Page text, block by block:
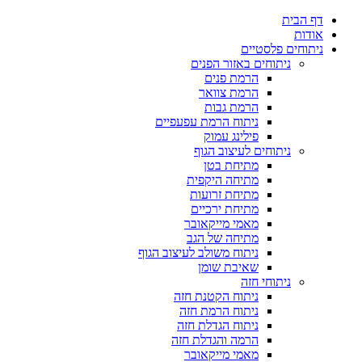
פלסטיים
ניתוחים באזור הפנים
הרמת צוואר
ניתוח הרמת עפעפיים
ניתוחים לעיצוב הגוף
מתיחה היקפית
מתיחת זרועות
מתיחת ירכיים
מאמי מייקאובר
מתיחה של הגב
ניתוח משולב לעיצוב הגוף
שאיבת שומן
ניתוח הקטנת חזה
ניתוח הרמת חזה
ניתוח הגדלת חזה
הרמה והגדלת חזה
מאמי מייקאובר